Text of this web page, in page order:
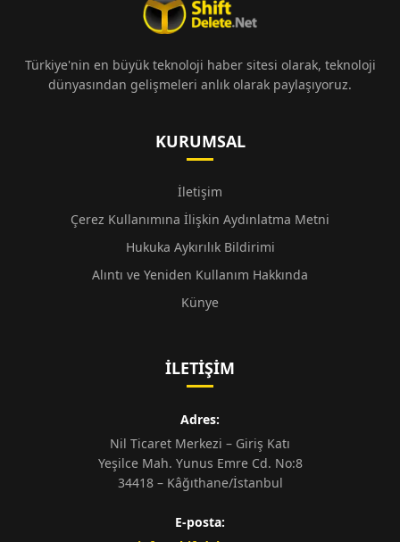
Türkiye'nin en büyük teknoloji haber sitesi olarak, teknoloji
dünyasından gelişmeleri anlık olarak paylaşıyoruz.
KURUMSAL
İletişim
Çerez Kullanımına İlişkin Aydınlatma Metni
Hukuka Aykırılık Bildirimi
Alıntı ve Yeniden Kullanım Hakkında
Künye
İLETIŞIM
Adres:
Nil Ticaret Merkezi – Giriş Katı
Yeşilce Mah. Yunus Emre Cd. No:8
34418 – Kâğıthane/İstanbul
E-posta: